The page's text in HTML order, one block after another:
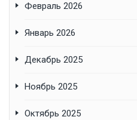
Февраль 2026
Январь 2026
Декабрь 2025
Ноябрь 2025
Октябрь 2025